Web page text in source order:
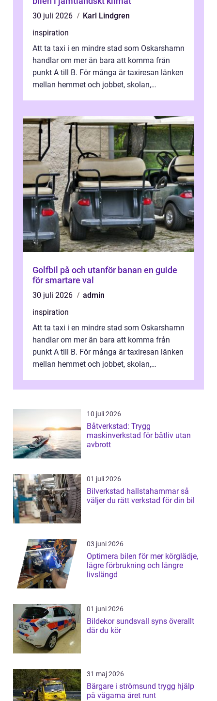
30 juli 2026
Karl Lindgren
inspiration
Att ta taxi i en mindre stad som Oskarshamn
handlar om mer än bara att komma från
punkt A till B. För många är taxiresan länken
mellan hemmet och jobbet, skolan,
Golfbil på och utanför banan en guide
för smartare val
30 juli 2026
admin
inspiration
Att ta taxi i en mindre stad som Oskarshamn
handlar om mer än bara att komma från
punkt A till B. För många är taxiresan länken
mellan hemmet och jobbet, skolan,
10 juli 2026
Båtverkstad: Trygg
maskinverkstad för båtliv utan
avbrott
01 juli 2026
Bilverkstad hallstahammar så
väljer du rätt verkstad för din bil
03 juni 2026
Optimera bilen för mer körglädje,
lägre förbrukning och längre
livslängd
01 juni 2026
Bildekor sundsvall syns överallt
där du kör
31 maj 2026
Bärgare i strömsund trygg hjälp
på vägarna året runt